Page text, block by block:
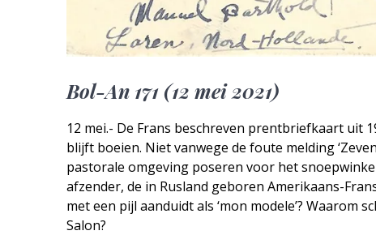
Bol-An 171 (12 mei 2021)
12 mei.- De Frans beschreven prentbriefkaart uit
blijft boeien. Niet vanwege de foute melding
pastorale omgeving poseren voor het
afzender, de in Rusland geboren Amerikaans-
met een pijl aanduidt als ‘mon modele’? Waarom
Salon?